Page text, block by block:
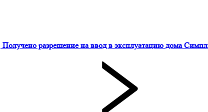
Получено разрешение на ввод в эксплуатацию дома Симпл